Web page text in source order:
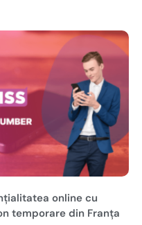
online cu
temporare din Franța